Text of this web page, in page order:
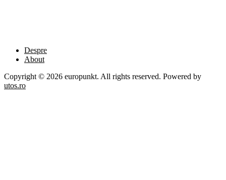
Despre
About
Copyright © 2026 europunkt. All rights reserved. Powered by
utos.ro